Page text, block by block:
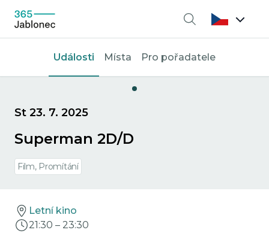
Vyhledávání
Události Místa Pro pořadatele
St 23. 7. 2025
Superman 2D/D
Film, Promítání
Letní kino
21:30 – 23:30